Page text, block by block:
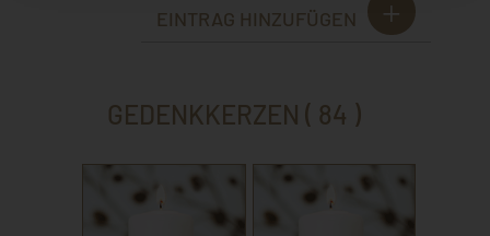
EINTRAG HINZUFÜGEN
GEDENKKERZEN ( 84 )